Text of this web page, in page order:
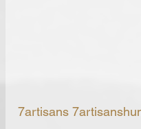
7artisans